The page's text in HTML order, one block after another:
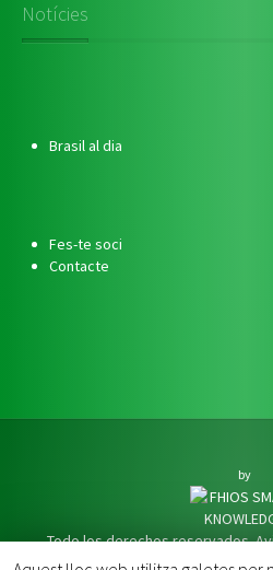
Notícies
Brasil al dia
Fes-te soci
Contacte
by
Todo los derechos reservados.